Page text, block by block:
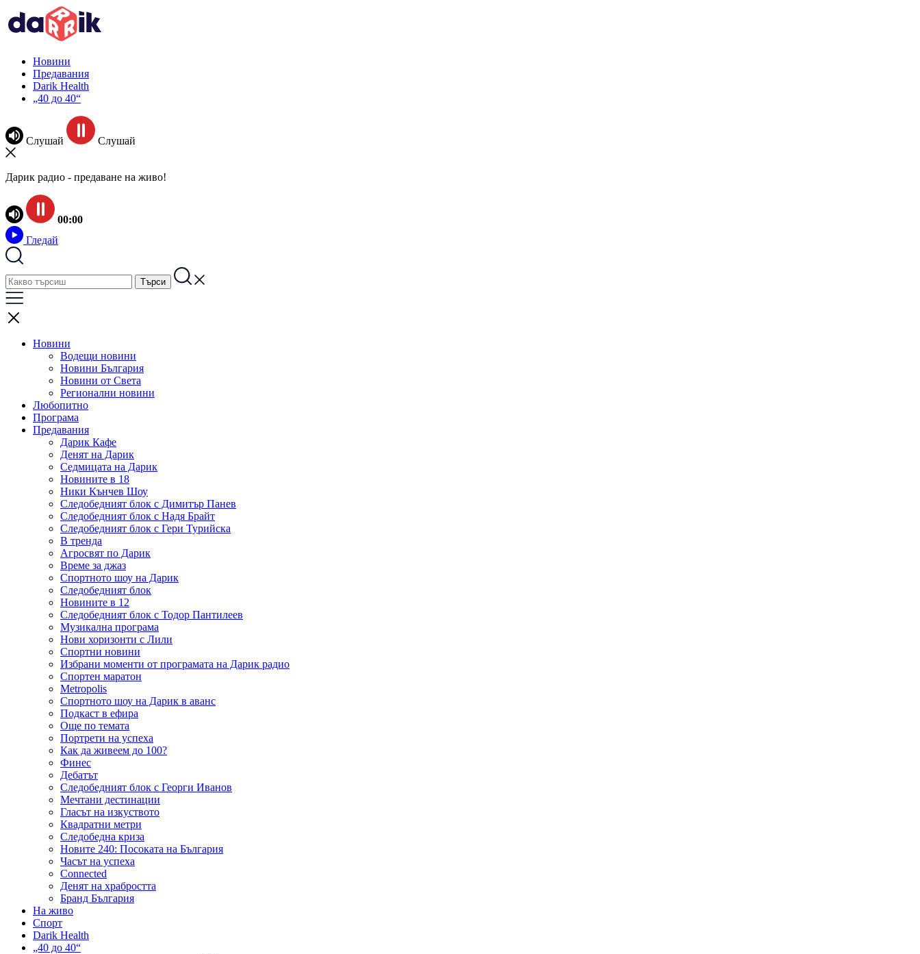
Новини
Предавания
Darik Health
„40 до 40“
Слушай Слушай
Дарик радио - предаване на живо!
00:00
Гледай
Новини
Водещи новини
Новини България
Новини от Света
Регионални новини
Любопитно
Програма
Предавания
Дарик Кафе
Денят на Дарик
Седмицата на Дарик
Новините в 18
Ники Кънчев Шоу
Следобедният блок с Димитър Панев
Следобедният блок с Надя Брайт
Следобедният блок с Гери Турийска
В тренда
Агросвят по Дарик
Време за джаз
Спортното шоу на Дарик
Следобедният блок
Новините в 12
Следобедният блок с Тодор Пантилеев
Музикална програма
Нови хоризонти с Лили
Спортни новини
Избрани моменти от програмата на Дарик радио
Спортен маратон
Metropolis
Спортното шоу на Дарик в аванс
Подкаст в ефира
Още по темата
Портрети на успеха
Как да живеем до 100?
Финес
Дебатът
Следобедният блок с Георги Иванов
Мечтани дестинации
Гласът на изкуството
Квадратни метри
Следобедна криза
Новите 240: Посоката на България
Часът на успеха
Connected
Денят на храбростта
Бранд България
На живо
Спорт
Darik Health
„40 до 40“